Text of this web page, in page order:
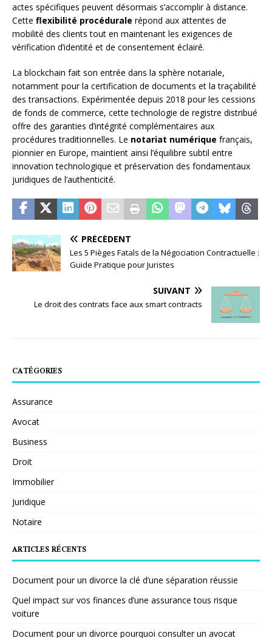
actes spécifiques peuvent désormais s’accomplir à distance.
Cette flexibilité procédurale répond aux attentes de
mobilité des clients tout en maintenant les exigences de
vérification d’identité et de consentement éclairé.
La blockchain fait son entrée dans la sphère notariale,
notamment pour la certification de documents et la traçabilité
des transactions. Expérimentée depuis 2018 pour les cessions
de fonds de commerce, cette technologie de registre distribué
offre des garanties d’intégrité complémentaires aux
procédures traditionnelles. Le notariat numérique français,
pionnier en Europe, maintient ainsi l’équilibre subtil entre
innovation technologique et préservation des fondamentaux
juridiques de l’authenticité.
PRÉCÉDENT
Les 5 Pièges Fatals de la Négociation Contractuelle :
Guide Pratique pour Juristes
SUIVANT
Le droit des contrats face aux smart contracts
CATÉGORIES
Assurance
Avocat
Business
Droit
Immobilier
Juridique
Notaire
ARTICLES RÉCENTS
Document pour un divorce la clé d’une séparation réussie
Quel impact sur vos finances d’une assurance tous risque
voiture
Document pour un divorce pourquoi consulter un avocat